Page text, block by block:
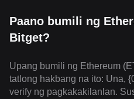
Paano bumili ng
Bitget?
Upang bumili ng Ethereum
tatlong hakbang na ito: Una,
verify ng pagkakakilanlan.